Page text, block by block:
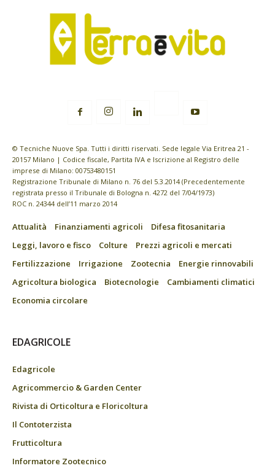
© Tecniche Nuove Spa. Tutti i diritti riservati. Sede legale Via Eritrea 21 -
20157 Milano | Codice fiscale, Partita IVA e Iscrizione al Registro delle
imprese di Milano: 00753480151
Registrazione Tribunale di Milano n. 76 del 5.3.2014 (Precedentemente
registrata presso il Tribunale di Bologna n. 4272 del 7/04/1973)
ROC n. 24344 dell’11 marzo 2014
Attualità Finanziamenti agricoli
Difesa fitosanitaria
Leggi, lavoro e fisco
Colture
Prezzi agricoli e mercati
Fertilizzazione
Irrigazione Zootecnia
Energie rinnovabili
Agricoltura biologica
Biotecnologie
Cambiamenti climatici
Economia circolare
EDAGRICOLE
Edagricole
Agricommercio & Garden Center
Rivista di Orticoltura e Floricoltura
Il Contoterzista
Frutticoltura
Informatore Zootecnico